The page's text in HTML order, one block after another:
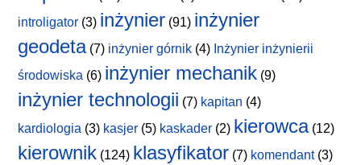
introligator (3) inżynier (91) inżynier
geodeta(7) inżynier górnik (4) Inżynier inżynierii
środowiska (6) inżynier mechanik (9)
inżynier technologii (7) kapitan (4)
kardiologia (3) kasjer (5) kaskader (2) kierowca(12)
kierownik (124) klasyfikator (7) komendant(3)